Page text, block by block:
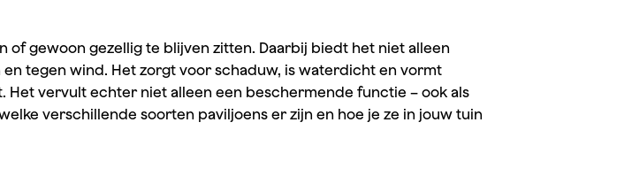
of gewoon gezellig te blijven zitten. Daarbij biedt het niet alleen
tegen wind. Het zorgt voor schaduw, is waterdicht en vormt
vervult echter niet alleen een beschermende functie – ook als
verschillende soorten paviljoens er zijn en hoe je ze in jouw tuin